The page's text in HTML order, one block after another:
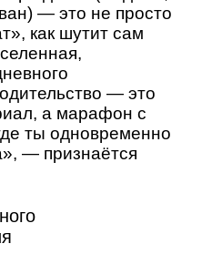
— это не просто
как шутит сам
— это
а марафон с
ты одновременно
— признаётся